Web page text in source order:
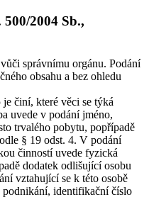
2004 Sb.,
správnímu orgánu. Podání
obsahu a bez ohledu
činí, které věci se týká
uvede v podání jméno,
trvalého pobytu, popřípadě
§ 19 odst. 4. V podání
činností uvede fyzická
dodatek odlišující osobu
vztahující se k této osobě
identifikační číslo